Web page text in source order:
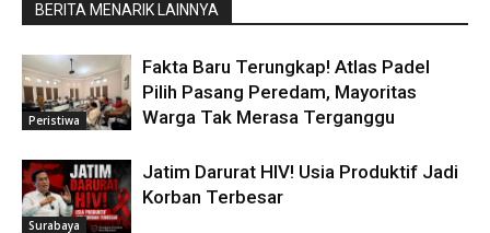
BERITA MENARIK LAINNYA
Peristiwa
Fakta Baru Terungkap! Atlas Padel
Pilih Pasang Peredam, Mayoritas
Warga Tak Merasa Terganggu
Surabaya
Jatim Darurat HIV! Usia Produktif Jadi
Korban Terbesar